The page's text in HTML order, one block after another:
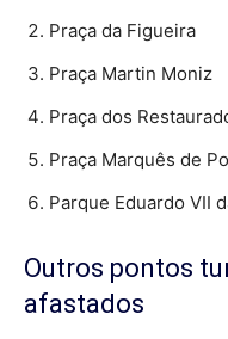
Praça da Figueira
Praça Martin Moniz
Praça dos
Praça Marquês de
Parque Eduardo VII
Outros pontos
afastados